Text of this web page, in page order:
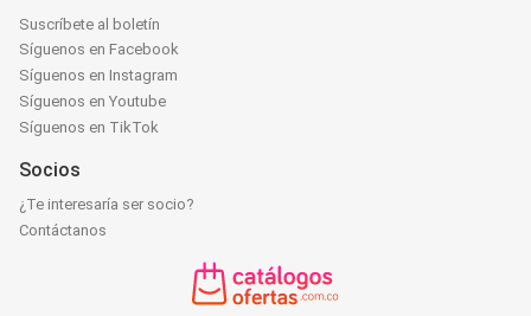
Suscríbete al boletín
Síguenos en Facebook
Síguenos en Instagram
Síguenos en Youtube
Síguenos en TikTok
Socios
¿Te interesaría ser socio?
Contáctanos